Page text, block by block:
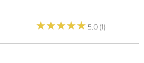
★★★★★
★★★★★ 5.0 (1)